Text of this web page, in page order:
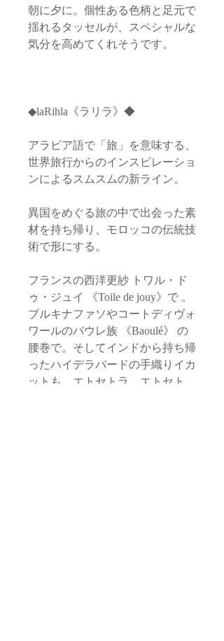
朝に夕に。個性ある色柄と足元で
揺れるタッセルが、スペシャルな
気分を高めてくれそうです。
◆laRihla《ラリラ》◆
アラビア語で「旅」を意味する、
世界旅行からのインスピレーショ
ンによるスムスムの新ライン。
異国をめぐる旅の中で出会った素
材を持ち帰り、モロッコの伝統技
術で形にする。
フランスの西洋更紗 トワル・ド
ゥ・ジュイ 《Toile de jouy》で 。
ブルキナファソやコートディヴォ
ワールのバウレ族 《Baoulé》 の
腰巻で。そしてインドから持ち帰
ったハイデラバードの手織りイカ
ットも。エトセトラ、エトセト